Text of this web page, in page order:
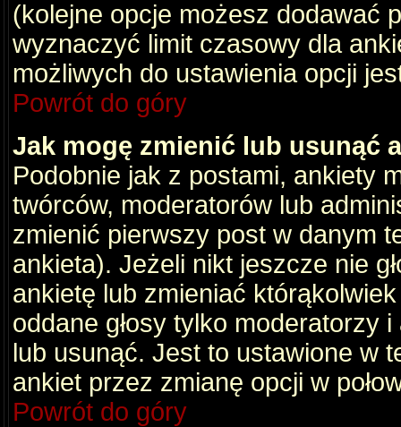
(kolejne opcje możesz dodawać
wyznaczyć limit czasowy dla
możliwych do ustawienia opcji
Powrót do góry
Jak mogę zmienić lub usunąć
Podobnie jak z postami, ankiety
twórców, moderatorów lub
zmienić pierwszy post w danym
ankieta). Jeżeli nikt jeszcze nie
ankietę lub zmieniać
oddane głosy tylko moderatorzy
lub usunąć. Jest to ustawione w
ankiet przez zmianę opcji w
Powrót do góry